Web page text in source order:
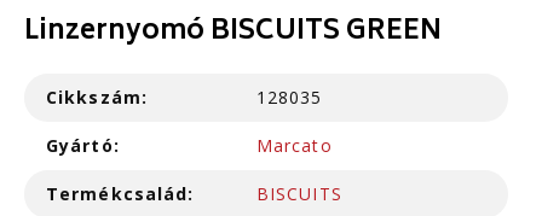
Linzernyomó BISCUITS GREEN
Cikkszám: 128035
Gyártó: Marcato
Termékcsalád: BISCUITS